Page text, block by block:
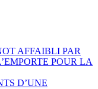
AFFAIBLI PAR
POUR LA
D’UNE